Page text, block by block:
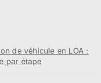
de véhicule en LOA :
par étape